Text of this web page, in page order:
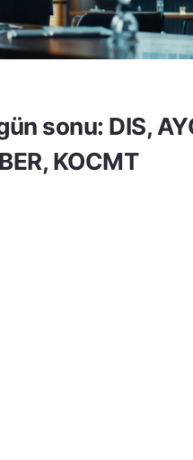
sonu: DIS,
KOCMT